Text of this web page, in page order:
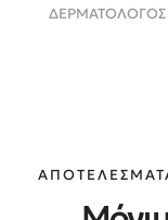
ΔΕΡΜΑΤΟΛΟΓΟΣ